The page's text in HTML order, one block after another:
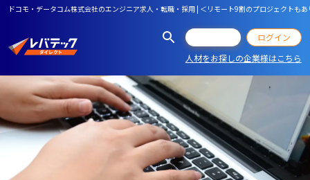
ドコモ・データコム株式会社のエンジニア求人・転職・採用 | ＜リモート9割のプロジェクト
ログイン
人材をお探しの企業様はこちら